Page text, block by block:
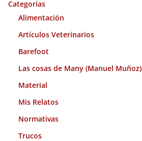
o
Categorías
Alimentación
Artículos Veterinarios
Barefoot
Las cosas de Many (Manuel Muñoz)
Material
Mis Relatos
Normativas
Trucos